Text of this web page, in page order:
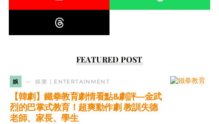
FEATURED POST
娛 娛樂 | ENTERTAINMENT
【韓劇】鐵拳教育劇情看點&劇評—金武
烈的巴掌式教育！超爽動作劇 教訓失德
老師、家長、學生